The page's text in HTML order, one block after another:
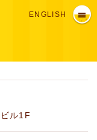
ENGLISH
ル1F